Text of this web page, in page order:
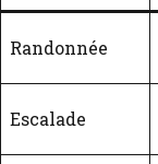
Randonnée
Escalade